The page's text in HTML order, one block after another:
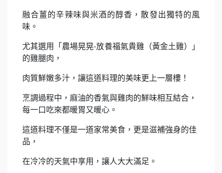
融合薑的辛辣味與米酒的醇香，散發出獨特的風
味。
尤其選用「農場晃晃-放養福氣貴雞（黃金土雞）」
的雞腿肉，
肉質鮮嫩多汁，讓這道料理的美味更上一層樓！
烹調過程中，麻油的香氣與雞肉的鮮味相互結合，
每一口吃來都暖胃又暖心。
這道料理不僅是一道家常美食，更是滋補強身的佳
品，
在冷冷的天氣中享用，讓人大大滿足。